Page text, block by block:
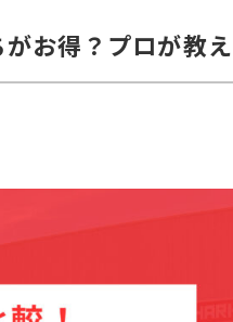
がお得？プロが教